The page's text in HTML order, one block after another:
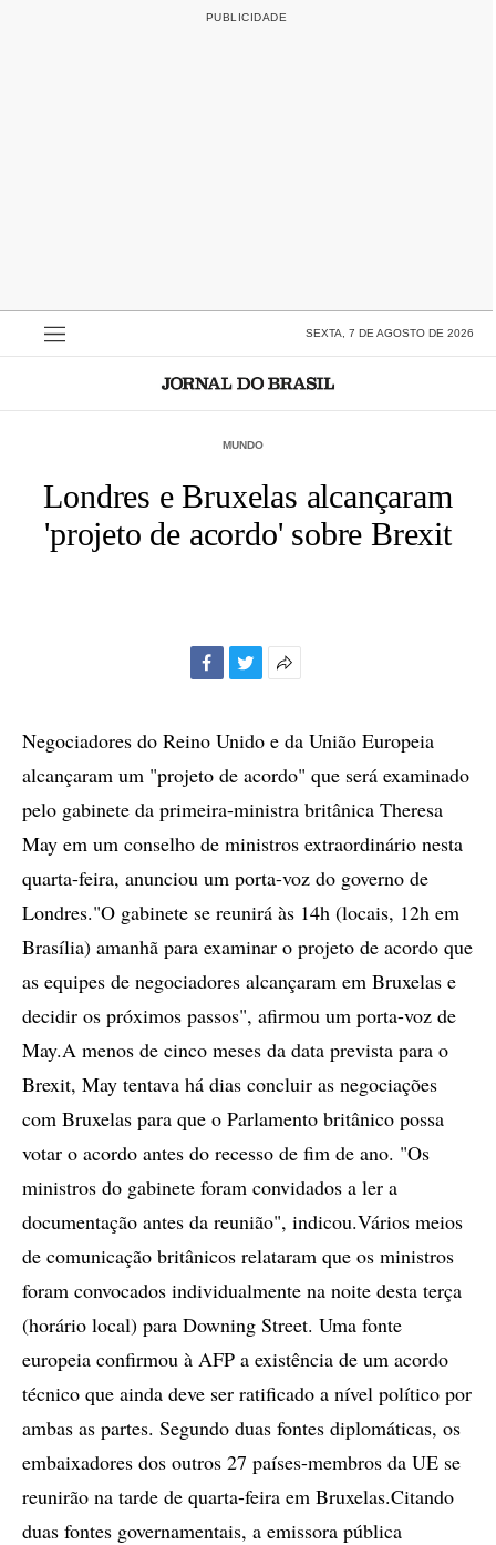
SEXTA, 7 DE AGOSTO DE 2026
MUNDO
Londres e Bruxelas alcançaram
'projeto de acordo' sobre Brexit
compartilhamento
Negociadores do Reino Unido e da União Europeia
alcançaram um "projeto de acordo" que será examinado
pelo gabinete da primeira-ministra britânica Theresa
May em um conselho de ministros extraordinário nesta
quarta-feira, anunciou um porta-voz do governo de
Londres."O gabinete se reunirá às 14h (locais, 12h em
Brasília) amanhã para examinar o projeto de acordo que
as equipes de negociadores alcançaram em Bruxelas e
decidir os próximos passos", afirmou um porta-voz de
May.A menos de cinco meses da data prevista para o
Brexit, May tentava há dias concluir as negociações
com Bruxelas para que o Parlamento britânico possa
votar o acordo antes do recesso de fim de ano. "Os
ministros do gabinete foram convidados a ler a
documentação antes da reunião", indicou.Vários meios
de comunicação britânicos relataram que os ministros
foram convocados individualmente na noite desta terça
(horário local) para Downing Street. Uma fonte
europeia confirmou à AFP a existência de um acordo
técnico que ainda deve ser ratificado a nível político por
ambas as partes. Segundo duas fontes diplomáticas, os
embaixadores dos outros 27 países-membros da UE se
reunirão na tarde de quarta-feira em Bruxelas.Citando
duas fontes governamentais, a emissora pública